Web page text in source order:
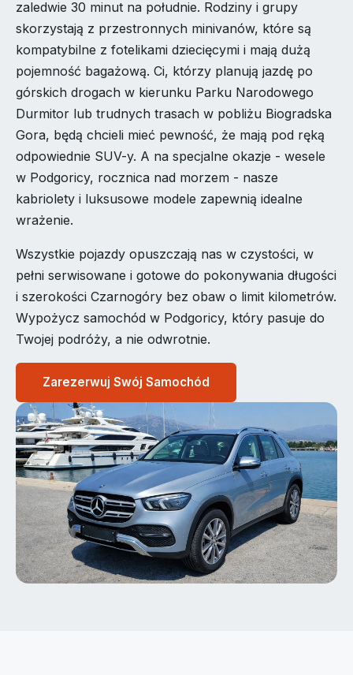
zaledwie 30 minut na południe. Rodziny i grupy
skorzystają z przestronnych minivanów, które są
kompatybilne z fotelikami dziecięcymi i mają dużą
pojemność bagażową. Ci, którzy planują jazdę po
górskich drogach w kierunku Parku Narodowego
Durmitor lub trudnych trasach w pobliżu Biogradska
Gora, będą chcieli mieć pewność, że mają pod ręką
odpowiednie SUV-y. A na specjalne okazje - wesele
w Podgoricy, rocznica nad morzem - nasze
kabriolety i luksusowe modele zapewnią idealne
wrażenie.
Wszystkie pojazdy opuszczają nas w czystości, w
pełni serwisowane i gotowe do pokonywania długości
i szerokości Czarnogóry bez obaw o limit kilometrów.
Wypożycz samochód w Podgoricy, który pasuje do
Twojej podróży, a nie odwrotnie.
Zarezerwuj Swój Samochód